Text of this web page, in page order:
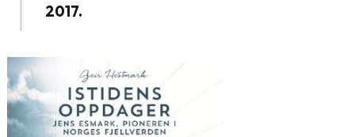
2017.